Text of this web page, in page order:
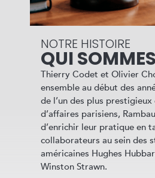
NOTRE HISTOIRE
QUI
Thierry Codet et Olivier
ensemble au début des
de l’un des plus prestigieux
d’affaires parisiens,
d’enrichir leur pratique en
collaborateurs au sein des
américaines Hughes
Winston Strawn.